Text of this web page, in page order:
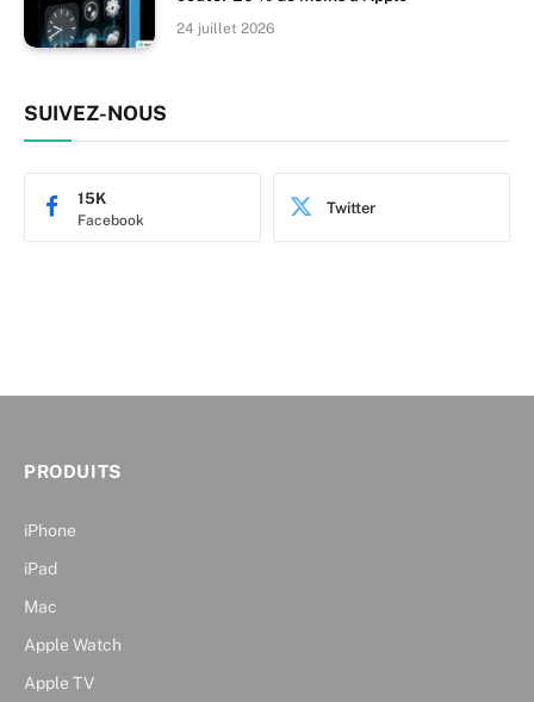
24 juillet 2026
SUIVEZ-NOUS
Facebook
15K Twitter
PRODUITS
iPhone
iPad
Mac
Apple Watch
Apple TV